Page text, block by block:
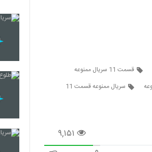
قسمت 11 سریال ممنوعه
سریال ممنوعه قسمت 11
۹,۱۵۱